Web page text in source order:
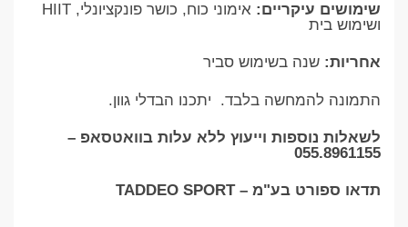
שימושים עיקריים:
אימוני כוח, כושר פונקציונלי, HIIT
ושימוש בית
אחריות:שנה בשימוש סביר
התמונה להמחשה בלבד. יתכנו הבדלי גוון.
לשאלות נוספות וייעוץ ללא עלות בוואטסאפ –
055.8961155
תדאו ספורט בע"מ – TADDEO SPORT